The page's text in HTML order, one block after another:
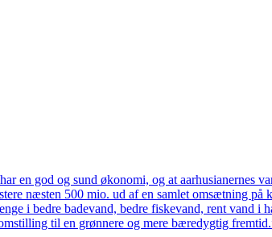
en god og sund økonomi, og at
næsten 500 mio. ud af en samlet omsætning
i bedre badevand, bedre fiskevand, rent vand
til en grønnere og mere bæredygtig